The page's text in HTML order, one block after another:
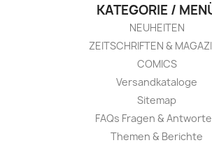
KATEGORIE /
NEUHEITEN
ZEITSCHRIFTEN &
COMICS
Versandkataloge
Sitemap
FAQs Fragen &
Themen & Berichte